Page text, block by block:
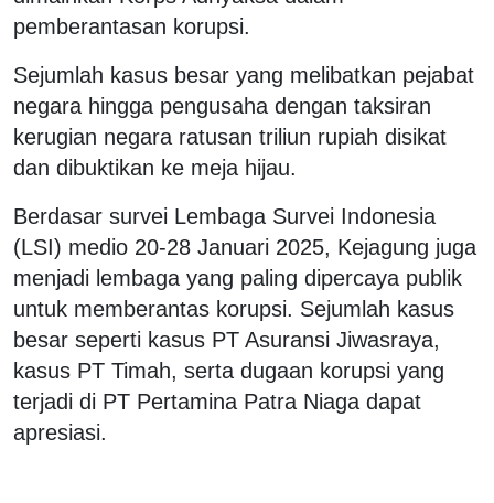
pemberantasan korupsi.
Sejumlah kasus besar yang melibatkan pejabat
negara hingga pengusaha dengan taksiran
kerugian negara ratusan triliun rupiah disikat
dan dibuktikan ke meja hijau.
Berdasar survei Lembaga Survei Indonesia
(LSI) medio 20-28 Januari 2025, Kejagung juga
menjadi lembaga yang paling dipercaya publik
untuk memberantas korupsi. Sejumlah kasus
besar seperti kasus PT Asuransi Jiwasraya,
kasus PT Timah, serta dugaan korupsi yang
terjadi di PT Pertamina Patra Niaga dapat
apresiasi.